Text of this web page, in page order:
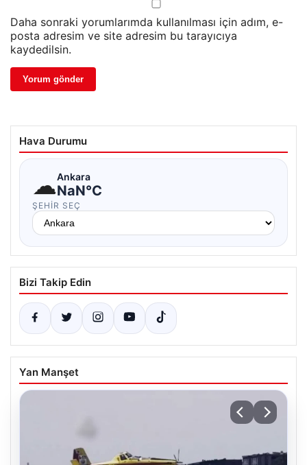
Daha sonraki yorumlarımda kullanılması için adım, e-
posta adresim ve site adresim bu tarayıcıya
kaydedilsin.
Hava Durumu
☁Ankara
NaN°C
ŞEHIR SEÇ
Bizi Takip Edin
Yan Manşet